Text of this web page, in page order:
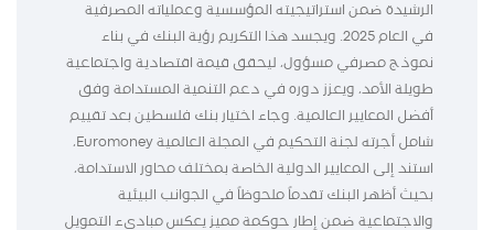
الرشيدة ضمن استراتيجيته المؤسسية وعملياته المصرفية
في العام 2025. ويجسد هذا التكريم رؤية البنك في بناء
نموذج مصرفي مسؤول، ليحقق قيمة اقتصادية واجتماعية
طويلة الأمد، ويعزز دوره في دعم التنمية المستدامة وفق
أفضل المعايير العالمية. وجاء اختيار بنك فلسطين بعد تقييم
شامل أجرته لجنة التحكيم في المجلة العالمية Euromoney،
استند إلى المعايير الدولية الخاصة بمختلف محاور الاستدامة،
بحيث أظهر البنك تقدماً ملحوظاً في الجوانب البيئية
والاجتماعية ضمن إطار حوكمة مميز يعكس مبادىء التمويل